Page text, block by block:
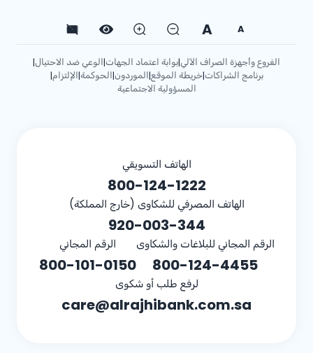
A
A
الفروع وأجهزة الصراف الآلي|بوابة اعتماد الجهات|الوعي ضد الاحتيال|
برنامج الشراكات|خريطة الموقع|الموردون|الحوكمة|الإلتزام|
المسؤولية الاجتماعية
الهاتف التسويقي
800-124-1222
الهاتف المصرفي للشكاوى (خارج المملكة)
920-003-344
الرقم المجاني للبلاغات والشكاوى
800-124-4455
الرقم المجاني
800-101-0150
لرفع طلب أو شكوى
care@alrajhibank.com.sa